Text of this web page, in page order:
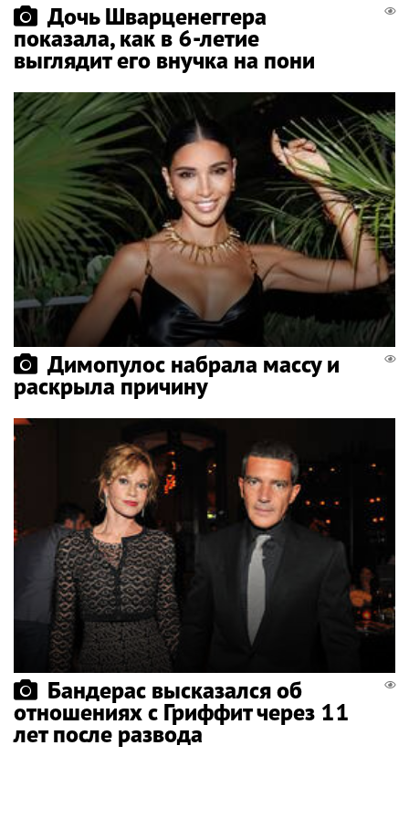
Дочь Шварценеггера
показала, как в 6-летие
выглядит его внучка на пони
Димопулос набрала массу и
раскрыла причину
Бандерас высказался об
отношениях с Гриффит через 11
лет после развода